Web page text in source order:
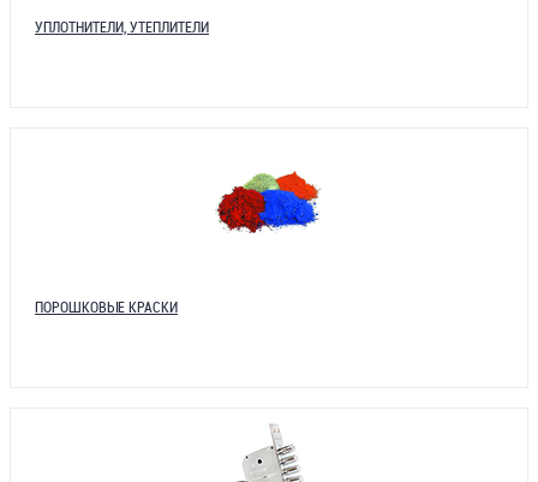
УПЛОТНИТЕЛИ, УТЕПЛИТЕЛИ
ПОРОШКОВЫЕ КРАСКИ